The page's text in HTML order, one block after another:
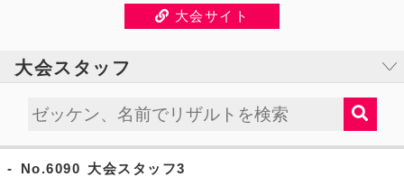
大会サイト
大会スタッフ
- No.6090 大会スタッフ3